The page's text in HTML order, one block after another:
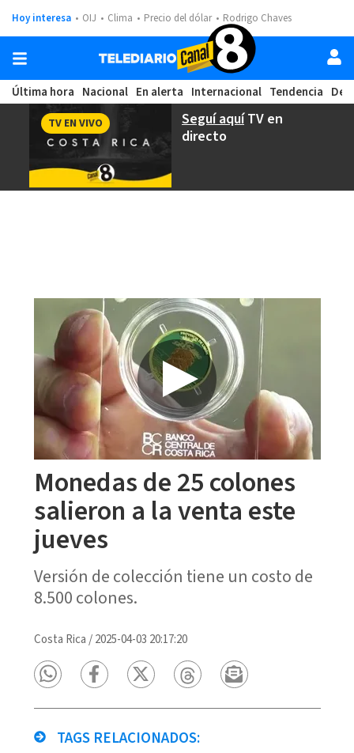
Hoy interesa OIJ Clima Precio del dólar Rodrigo Chaves
Última hora Nacional En alerta Internacional Tendencia
Seguí aquíTV en
directo
TV EN VIVO
Monedas de 25 colones
salieron a la venta este
jueves
Versión de colección tiene un costo de
8.500 colones.
Costa Rica /2025-04-03 20:17:20
TAGS RELACIONADOS: